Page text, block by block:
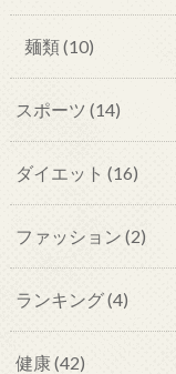
麺類(10)
スポーツ (14)
ダイエット (16)
ファッション (2)
ランキング(4)
健康(42)